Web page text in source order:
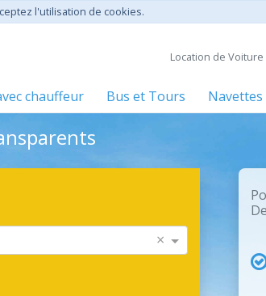
l'utilisation de cookies.
Location de
chauffeur Bus et Tours
×